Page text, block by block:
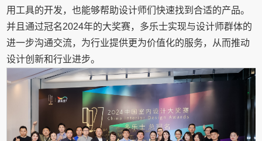
用工具的开发，也能够帮助设计师们快速找到合适的产品。
并且通过冠名2024年的大奖赛，多乐士实现与设计师群体的
进一步沟通交流，为行业提供更为价值化的服务，从而推动
设计创新和行业进步。